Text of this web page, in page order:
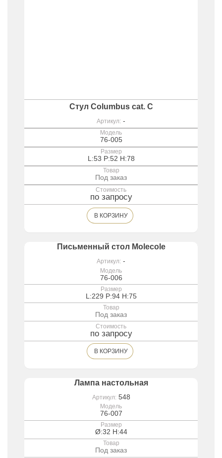
Стул Columbus cat. C
Артикул: -
Модель
76-005
Размер
L:53 P:52 H:78
Товар
Под заказ
Стоимость
по запросу
В КОРЗИНУ
Письменный стол Molecole
Артикул: -
Модель
76-006
Размер
L:229 P:94 H:75
Товар
Под заказ
Стоимость
по запросу
В КОРЗИНУ
Лампа настольная
Артикул: 548
Модель
76-007
Размер
Ø:32 H:44
Товар
Под заказ